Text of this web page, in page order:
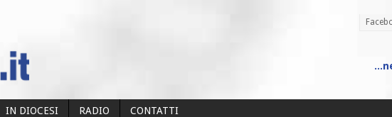
IN DIOCESI RADIO
CONTATTI